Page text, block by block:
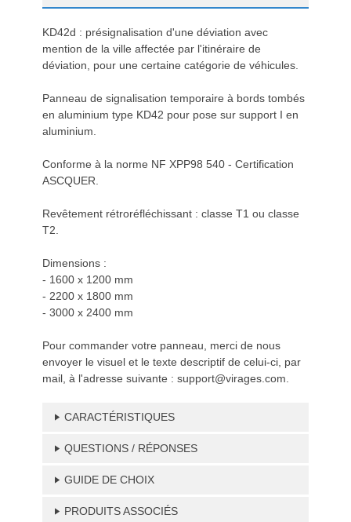
KD42d : présignalisation d'une déviation avec
mention de la ville affectée par l'itinéraire de
déviation, pour une certaine catégorie de véhicules.
Panneau de signalisation temporaire à bords tombés
en aluminium type KD42 pour pose sur support I en
aluminium.
Conforme à la norme NF XPP98 540 - Certification
ASCQUER.
Revêtement rétroréfléchissant : classe T1 ou classe
T2.
Dimensions :
- 1600 x 1200 mm
- 2200 x 1800 mm
- 3000 x 2400 mm
Pour commander votre panneau, merci de nous
envoyer le visuel et le texte descriptif de celui-ci, par
mail, à l'adresse suivante : support@virages.com.
CARACTÉRISTIQUES
QUESTIONS / RÉPONSES
GUIDE DE CHOIX
PRODUITS ASSOCIÉS